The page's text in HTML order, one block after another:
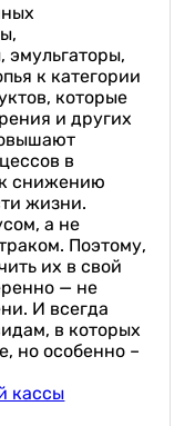
эмульгаторы,
к категории
которые
и других
в
к снижению
жизни.
а не
Поэтому,
их в свой
— не
И всегда
в которых
но особенно –
кассы